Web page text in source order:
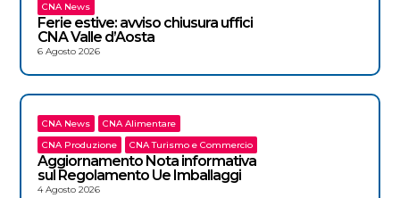
CNA News
Ferie estive: avviso chiusura uffici
CNA Valle d’Aosta
6 Agosto 2026
CNA News
CNA Alimentare
CNA Produzione
CNA Turismo e Commercio
Aggiornamento Nota informativa
sul Regolamento Ue Imballaggi
4 Agosto 2026